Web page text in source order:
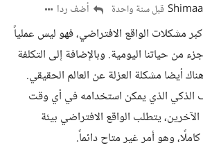
قبل سنة واحدة أضف ردا
مشكلات الواقع الافتراضي، فهو ليس عملياً
من حياتنا اليومية. وبالإضافة إلى التكلفة
أيضا مشكلة العزلة عن العالم الحقيقي.
الذكي الذي يمكن استخدامه في أي وقت
الآخرين، يتطلب الواقع الافتراضي بيئة
وهو أمر غير متاح دائماً.